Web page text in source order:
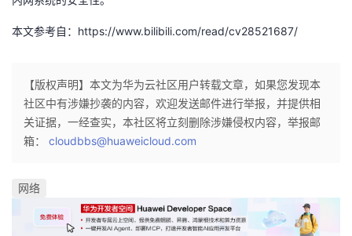
本文参考自：https://www.bilibili.com/read/cv28521687/
【版权声明】本文为华为云社区用户转载文章，如果您发现本
社区中有涉嫌抄袭的内容，欢迎发送邮件进行举报，并提供相
关证据，一经查实，本社区将立刻删除涉嫌侵权内容，举报邮
箱： cloudbbs@huaweicloud.com
网络